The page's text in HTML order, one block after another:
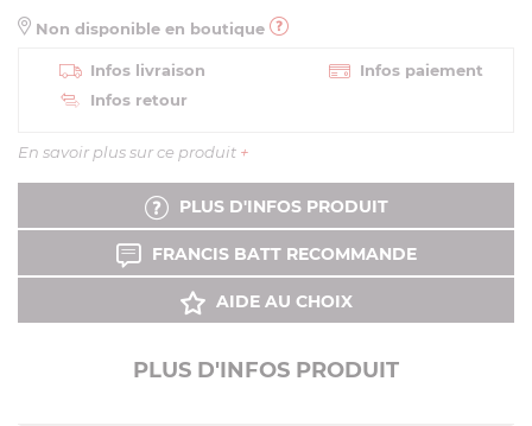
Non disponible en boutique
Infos livraison
Infos paiement
Infos retour
En savoir plus sur ce produit +
PLUS D'INFOS PRODUIT
FRANCIS BATT RECOMMANDE
AIDE AU CHOIX
PLUS D'INFOS PRODUIT